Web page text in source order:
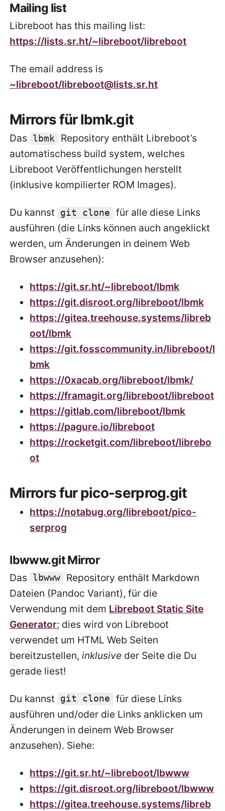
Mailing list
Libreboot has this mailing list:
https://lists.sr.ht/~libreboot/libreboot
The email address is
~libreboot/libreboot@lists.sr.ht
Mirrors für lbmk.git
Das lbmk
Repository enthält Libreboot’s
automatischess build system, welches
Libreboot Veröffentlichungen herstellt
(inklusive kompilierter ROM Images).
Du kannst git clone
für alle diese Links
ausführen (die Links können auch angeklickt
werden, um Änderungen in deinem Web
Browser anzusehen):
https://git.sr.ht/~libreboot/lbmk
https://git.disroot.org/libreboot/lbmk
https://gitea.treehouse.systems/libreb
oot/lbmk
https://git.fosscommunity.in/libreboot/l
bmk
https://0xacab.org/libreboot/lbmk/
https://framagit.org/libreboot/libreboot
https://gitlab.com/libreboot/lbmk
https://pagure.io/libreboot
https://rocketgit.com/libreboot/librebo
ot
Mirrors fur pico-serprog.git
https://notabug.org/libreboot/pico-
serprog
lbwww.git Mirror
Das lbwww
Repository enthält Markdown
Dateien (Pandoc Variant), für die
Verwendung mit dem Libreboot Static Site
Generator; dies wird von Libreboot
verwendet um HTML Web Seiten
bereitzustellen,inklusive der Seite die Du
gerade liest!
Du kannst git clone
für diese Links
ausführen und/oder die Links anklicken um
Änderungen in deinem Web Browser
anzusehen). Siehe:
https://git.sr.ht/~libreboot/lbwww
https://git.disroot.org/libreboot/lbwww
https://gitea.treehouse.systems/libreb